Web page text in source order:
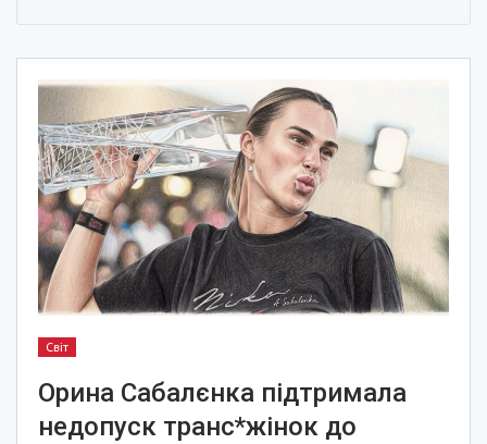
Світ
Орина Сабалєнка підтримала
недопуск транс*жінок до